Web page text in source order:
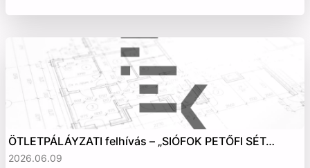
ÖTLETPÁLÁYZATI felhívás – „SIÓFOK PETŐFI SÉT…
2026.06.09